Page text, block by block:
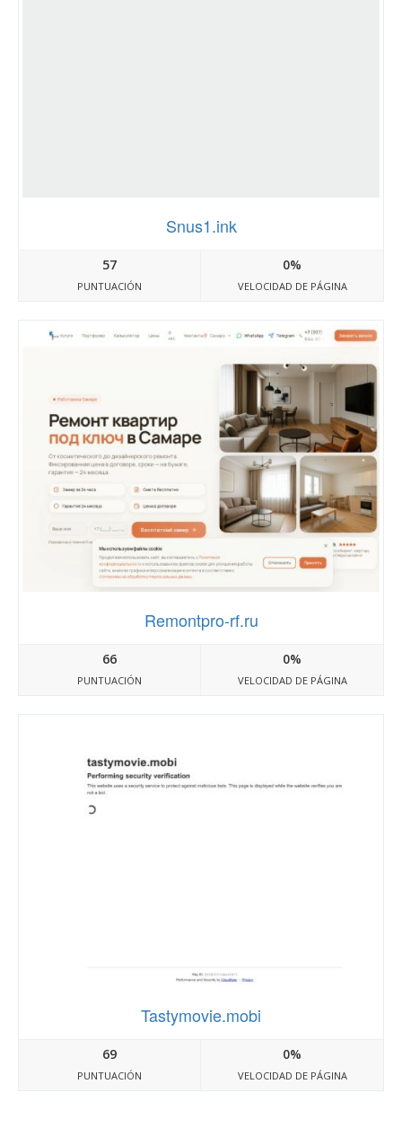
Snus1.ink
57
PUNTUACIÓN
0%
VELOCIDAD DE PÁGINA
Remontpro-rf.ru
66
PUNTUACIÓN
0%
VELOCIDAD DE PÁGINA
Tastymovie.mobi
69
PUNTUACIÓN
0%
VELOCIDAD DE PÁGINA